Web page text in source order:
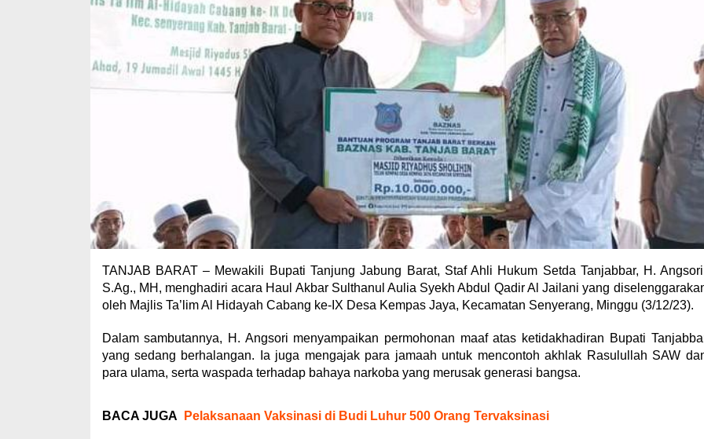
TANJAB BARAT – Mewakili Bupati Tanjung Jabung Barat, Staf Ahli Hukum Setda Tanjabbar, H.
S.Ag., MH, menghadiri acara Haul Akbar Sulthanul Aulia Syekh Abdul Qadir Al Jailani yang
oleh Majlis Ta’lim Al Hidayah Cabang ke-IX Desa Kempas Jaya, Kecamatan Senyerang, Minggu (3/12/23).
Dalam sambutannya, H. Angsori menyampaikan permohonan maaf atas ketidakhadiran Bupati
yang sedang berhalangan. Ia juga mengajak para jamaah untuk mencontoh akhlak Rasulullah SAW
para ulama, serta waspada terhadap bahaya narkoba yang merusak generasi bangsa.
BACA JUGA Pelaksanaan Vaksinasi di Budi Luhur 500 Orang Tervaksinasi